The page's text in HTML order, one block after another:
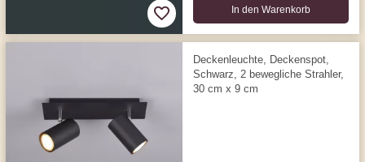
In den Warenkorb
Deckenleuchte, Deckenspot,
Schwarz, 2 bewegliche Strahler,
30 cm x 9 cm